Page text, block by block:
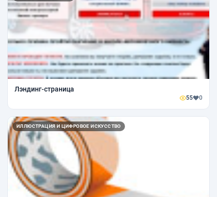
Лэндинг-страница
55 0
ИЛЛЮСТРАЦИЯ И ЦИФРОВОЕ ИСКУССТВО